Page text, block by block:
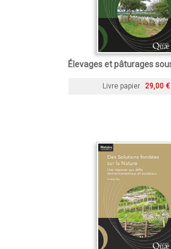
Élevages et pâturages
Livre papier 29,00 €